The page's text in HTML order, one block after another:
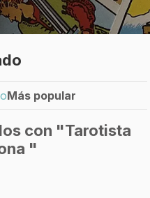
Más popular
con "Tarotista
"